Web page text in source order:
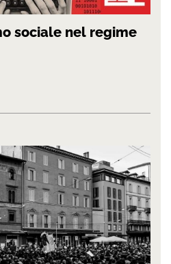
sociale nel regime